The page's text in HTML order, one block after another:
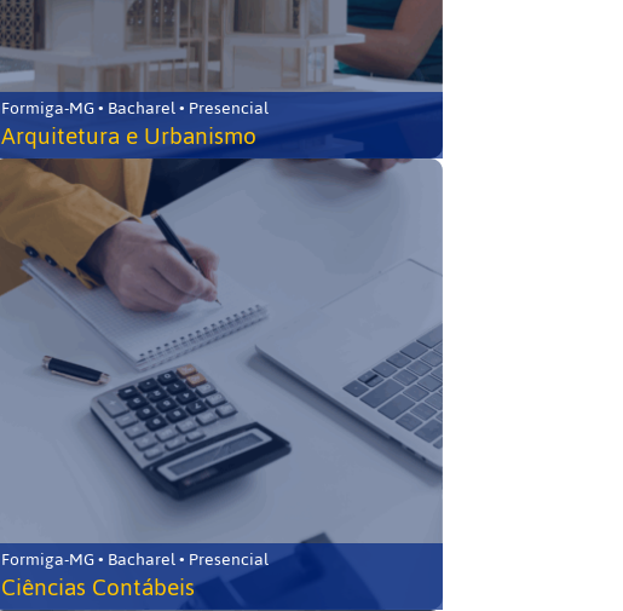
Formiga-MG • Bacharel • Presencial
Arquitetura e Urbanismo
Formiga-MG • Bacharel • Presencial
Ciências Contábeis